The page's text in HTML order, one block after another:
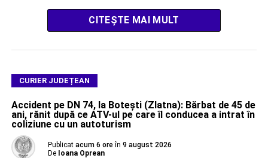
CITEȘTE MAI MULT
CURIER JUDEȚEAN
Accident pe DN 74, la Botești (Zlatna): Bărbat de 45 de
ani, rănit după ce ATV-ul pe care îl conducea a intrat în
coliziune cu un autoturism
Publicat acum 6 ore în 9 august 2026
De Ioana Oprean